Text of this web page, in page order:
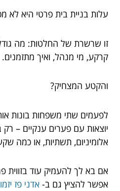
עלות בניית בית פרטי היא לא
זו שרשרת של החלטות: מה
קרקע, מי מנהל, ואיך מתזמנים.
והקטע המצחיק?
לפעמים שתי משפחות בונות
יוצאות עם פערים ענקיים – רק
אלומיניום, תשתיות, או כמה
אם בא לך להעמיק עוד בזווית
אפשר להציץ גם ב- אדני פז